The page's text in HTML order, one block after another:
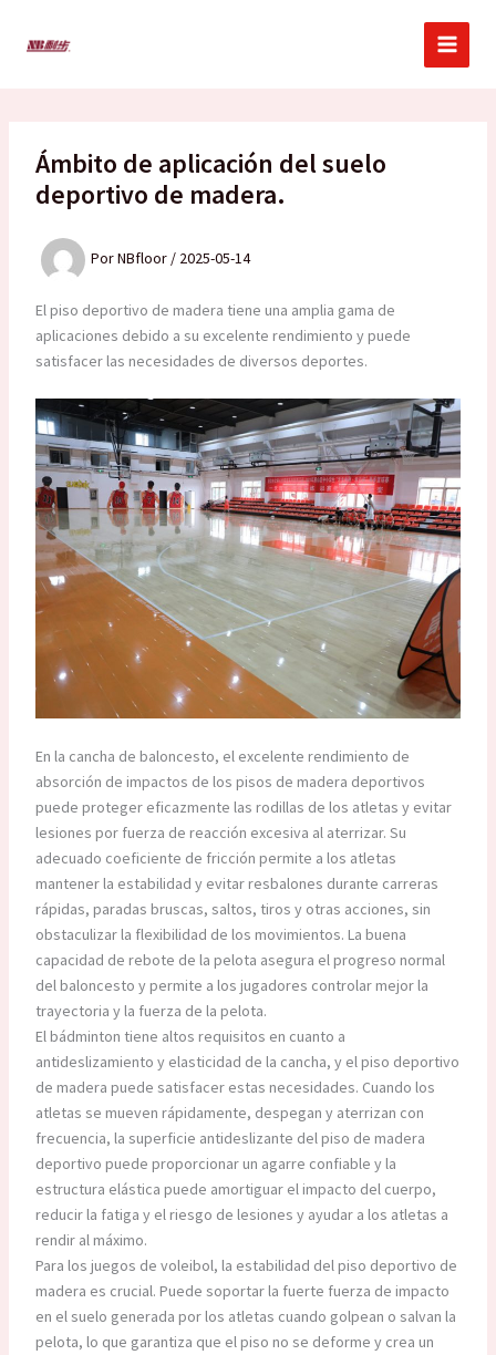
Ámbito de aplicación del suelo
deportivo de madera.
PorNBfloor / 2025-05-14
El piso deportivo de madera tiene una amplia gama de
aplicaciones debido a su excelente rendimiento y puede
satisfacer las necesidades de diversos deportes.
En la cancha de baloncesto, el excelente rendimiento de
absorción de impactos de los pisos de madera deportivos
puede proteger eficazmente las rodillas de los atletas y evitar
lesiones por fuerza de reacción excesiva al aterrizar. Su
adecuado coeficiente de fricción permite a los atletas
mantener la estabilidad y evitar resbalones durante carreras
rápidas, paradas bruscas, saltos, tiros y otras acciones, sin
obstaculizar la flexibilidad de los movimientos. La buena
capacidad de rebote de la pelota asegura el progreso normal
del baloncesto y permite a los jugadores controlar mejor la
trayectoria y la fuerza de la pelota.
El bádminton tiene altos requisitos en cuanto a
antideslizamiento y elasticidad de la cancha, y el piso deportivo
de madera puede satisfacer estas necesidades. Cuando los
atletas se mueven rápidamente, despegan y aterrizan con
frecuencia, la superficie antideslizante del piso de madera
deportivo puede proporcionar un agarre confiable y la
estructura elástica puede amortiguar el impacto del cuerpo,
reducir la fatiga y el riesgo de lesiones y ayudar a los atletas a
rendir al máximo.
Para los juegos de voleibol, la estabilidad del piso deportivo de
madera es crucial. Puede soportar la fuerte fuerza de impacto
en el suelo generada por los atletas cuando golpean o salvan la
pelota, lo que garantiza que el piso no se deforme y crea un